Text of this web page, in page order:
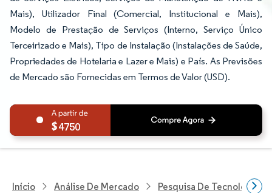
Mais), Utilizador Final (Comercial, Institucional e Mais),
Modelo de Prestação de Serviços (Interno, Serviço Único
Terceirizado e Mais), Tipo de Instalação (Instalações de Saúde,
Propriedades de Hotelaria e Lazer e Mais) e País. As Previsões
de Mercado são Fornecidas em Termos de Valor (USD).
4750
Início Análise De Mercado Pesquisa De Tecnologia,